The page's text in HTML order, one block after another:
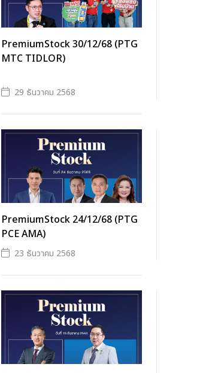
PremiumStock 30/12/68 (PTG
MTC TIDLOR)
29 ธันวาคม 2568
PremiumStock 24/12/68 (PTG
PCE AMA)
23 ธันวาคม 2568